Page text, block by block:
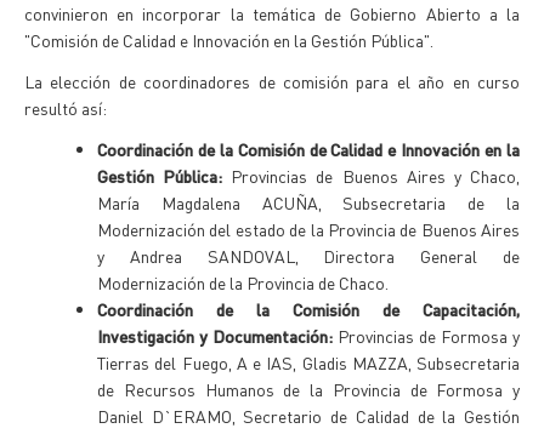
convinieron en incorporar la temática de Gobierno Abierto a la
"Comisión de Calidad e Innovación en la Gestión Pública".
La elección de coordinadores de comisión para el año en curso
resultó así:
Coordinación de la Comisión de Calidad e Innovación en la
Gestión Pública: Provincias de Buenos Aires y Chaco,
María Magdalena ACUÑA, Subsecretaria de la
Modernización del estado de la Provincia de Buenos Aires
y Andrea SANDOVAL, Directora General de
Modernización de la Provincia de Chaco.
Coordinación de la Comisión de Capacitación,
Investigación y Documentación: Provincias de Formosa y
Tierras del Fuego, A e IAS, Gladis MAZZA, Subsecretaria
de Recursos Humanos de la Provincia de Formosa y
Daniel D`ERAMO, Secretario de Calidad de la Gestión